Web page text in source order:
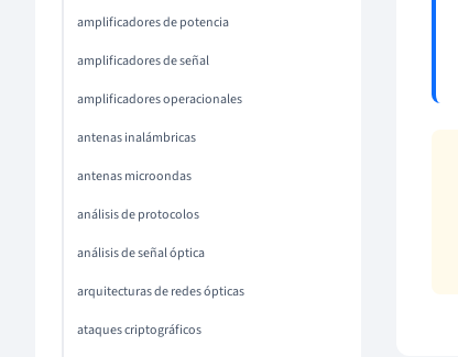
amplificadores de potencia
amplificadores de señal
amplificadores operacionales
antenas inalámbricas
antenas microondas
análisis de protocolos
análisis de señal óptica
arquitecturas de redes ópticas
ataques criptográficos